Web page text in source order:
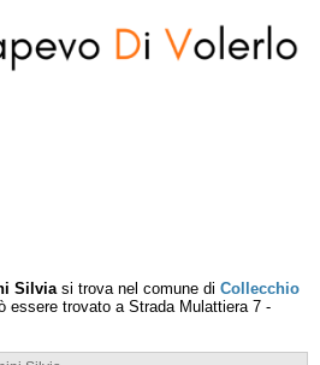
Silviasi trova nel comune di Collecchio
essere trovato a Strada Mulattiera 7 -